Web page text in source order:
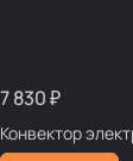
7 830 ₽